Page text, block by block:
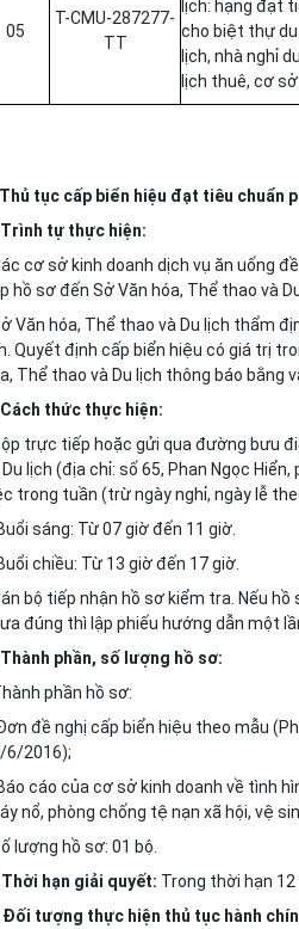
05
T-CMU-287277-
TT
lịch: hạng đạt ti
cho biệt thự du
lịch, nhà nghỉ
lịch thuê, cơ
tục cấp biển hiệu đạt tiêu chuẩn
tự thực hiện:
cơ sở kinh doanh dịch vụ ăn uống
hồ sơ đến Sở Văn hóa, Thể thao và
Văn hóa, Thể thao và Du lịch thẩm
Quyết định cấp biển hiệu có giá trị
, Thể thao và Du lịch thông báo bằng
Cách thức thực hiện:
trực tiếp hoặc gửi qua đường bưu
lịch (địa chỉ: số 65, Phan Ngọc
trong tuần (trừ ngày nghỉ, ngày lễ
sáng: Từ 07 giờ đến 11 giờ.
chiều: Từ 13 giờ đến 17 giờ.
bộ tiếp nhận hồ sơ kiểm tra. Nếu
đúng thì lập phiếu hướng dẫn một
phần, số lượng hồ sơ:
phần hồ sơ:
đề nghị cấp biển hiệu theo mẫu
6/2016);
cáo của cơ sở kinh doanh về tình
nổ, phòng chống tệ nạn xã hội, vệ
lượng hồ sơ: 01 bộ.
hạn giải quyết: Trong thời hạn
tượng thực hiện thủ tục hành